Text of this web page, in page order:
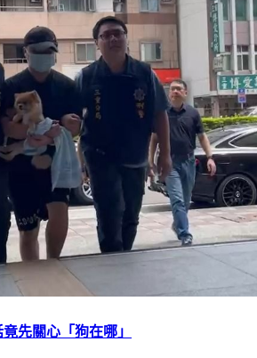
先關心「狗在哪」